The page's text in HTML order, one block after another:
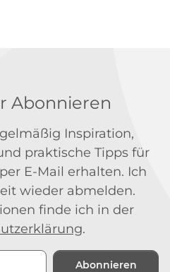
Abonnieren
Inspiration,
praktische Tipps für
E-Mail erhalten. Ich
wieder abmelden.
finde ich in der
.
Abonnieren